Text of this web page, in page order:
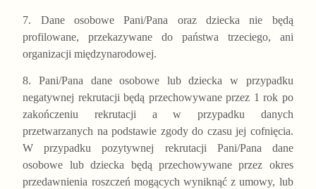
7. Dane osobowe Pani/Pana oraz dziecka nie będą
profilowane, przekazywane do państwa trzeciego, ani
organizacji międzynarodowej.
8. Pani/Pana dane osobowe lub dziecka w przypadku
negatywnej rekrutacji będą przechowywane przez 1 rok po
zakończeniu rekrutacji a w przypadku danych
przetwarzanych na podstawie zgody do czasu jej cofnięcia.
W przypadku pozytywnej rekrutacji Pani/Pana dane
osobowe lub dziecka będą przechowywane przez okres
przedawnienia roszczeń mogących wyniknąć z umowy, lub